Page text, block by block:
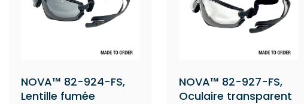
NOVA™ 82-924-FS,
Lentille fumée
NOVA™ 82-927-FS,
Oculaire transparent